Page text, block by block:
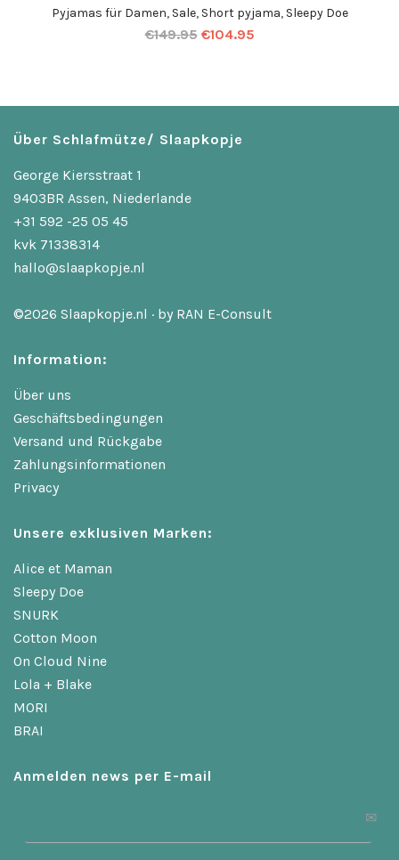
Pyjamas für Damen, Sale, Short pyjama, Sleepy Doe
€149.95 €104.95
Über Schlafmütze/ Slaapkopje
George Kiersstraat 1
9403BR Assen, Niederlande
+31 592 -25 05 45
kvk 71338314
hallo@slaapkopje.nl
©2026 Slaapkopje.nl · by RAN E-Consult
Information:
Über uns
Geschäftsbedingungen
Versand und Rückgabe
Zahlungsinformationen
Privacy
Unsere exklusiven Marken:
Alice et Maman
Sleepy Doe
SNURK
Cotton Moon
On Cloud Nine
Lola + Blake
MORI
BRAI
Anmelden news per E-mail